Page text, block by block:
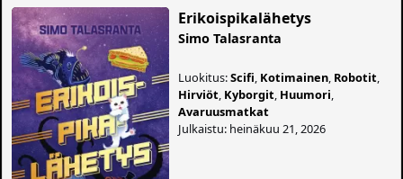
Erikoispikalähetys
Simo Talasranta
Luokitus:Scifi Kotimainen Robotit
Hirviöt Kyborgit Huumori
Avaruusmatkat
Julkaistu: heinäkuu 21, 2026